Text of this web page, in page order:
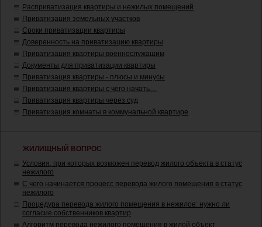
Расприватизация квартиры и нежилых помещений
Приватизация земельных участков
Сроки приватизации квартиры
Доверенность на приватизацию квартиры
Приватизация квартиры военнослужащим
Документы для приватизации квартиры
Приватизация квартиры - плюсы и минусы
Приватизация квартиры с чего начать…
Приватизация квартиры через суд
Приватизация комнаты в коммунальной квартире
ЖИЛИЩНЫЙ ВОПРОС
Условия, при которых возможен перевод жилого объекта в статус
нежилого
С чего начинается процесс перевода жилого помещения в статус
нежилого
Процедура перевода жилого помещения в нежилое: нужно ли
согласие собственников квартир
Алгоритм перевода нежилого помещения в жилой объект